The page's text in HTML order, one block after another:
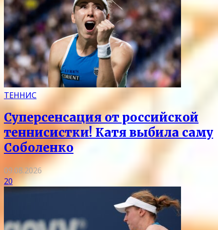
ТЕННИС
Суперсенсация от российской
теннисистки! Катя выбила саму
Соболенко
09.08.2026
20